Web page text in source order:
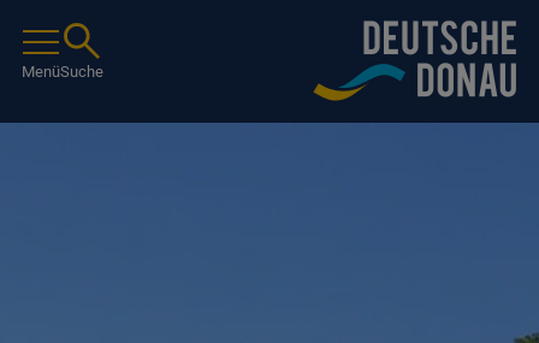
MenüSuche